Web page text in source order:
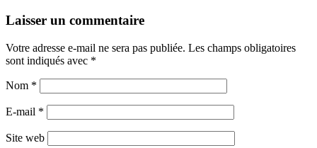
Laisser un commentaire
Votre adresse e-mail ne sera pas publiée. Les champs obligatoires
sont indiqués avec *
Nom *
E-mail *
Site web